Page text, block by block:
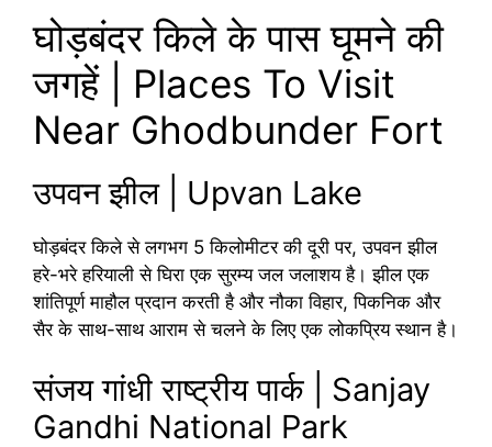
घोड़बंदर किले के पास घूमने की
जगहें | Places To Visit
Near Ghodbunder Fort
उपवन झील | Upvan Lake
घोड़बंदर किले से लगभग 5 किलोमीटर की दूरी पर, उपवन झील
हरे-भरे हरियाली से घिरा एक सुरम्य जल जलाशय है। झील एक
शांतिपूर्ण माहौल प्रदान करती है और नौका विहार, पिकनिक और
सैर के साथ-साथ आराम से चलने के लिए एक लोकप्रिय स्थान है।
संजय गांधी राष्ट्रीय पार्क | Sanjay
Gandhi National Park